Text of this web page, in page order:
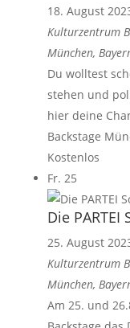
18. August
Kulturzentrum
München,
Du wolltest
stehen und
hier deine
Backstage
Kostenlos
Fr. 25
Die
25. August
Kulturzentrum
München,
Am 25. und